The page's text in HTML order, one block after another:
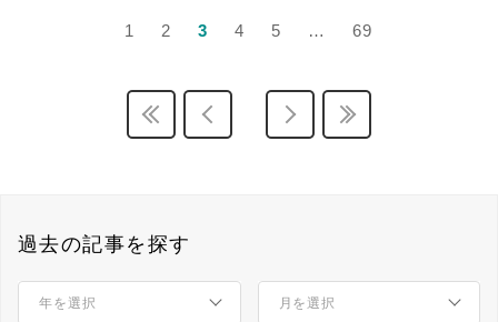
1 2 3 4 5 … 69
過去の記事を探す